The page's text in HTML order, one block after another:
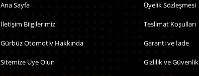
Ana Sayfa
İletişim Bilgilerimiz
Gürbüz Otomotiv Hakkında
Sitemize Üye Olun
Üyelik Sözleşmesi
Teslimat Koşulları
Garanti ve İade
Gizlilik ve Güvenlik